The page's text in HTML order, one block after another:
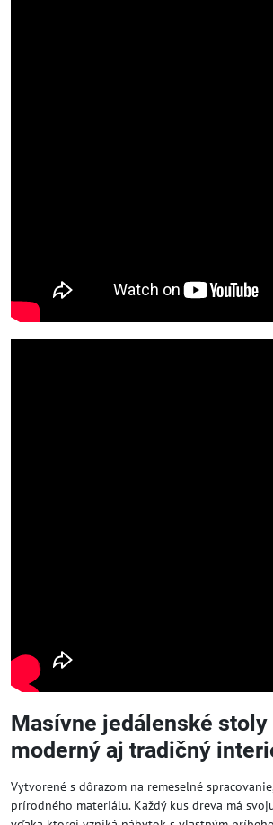
Masívne jedálenské stoly
moderný aj tradičný
Vytvorené s dôrazom na remeselné
prírodného materiálu. Každý kus dreva má